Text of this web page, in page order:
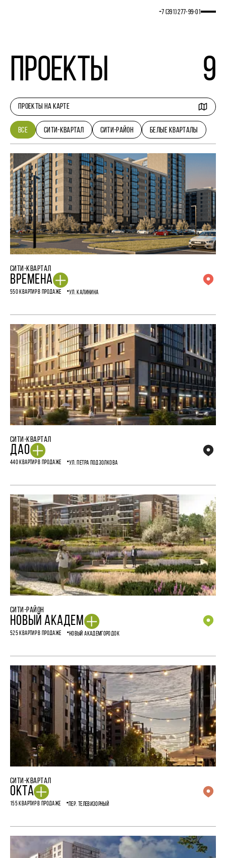
+7 (391) 277‒99‒01
проекты 9
ПРОЕКТЫ НА КАРТЕ
ВСЕ СИТИ-КВАРТАЛ СИТИ-РАЙОН БЕЛЫЕ КВАРТАЛЫ
СИТИ-КВАРТАЛ
ВРЕМЕНА
550 КВАРТИР В ПРОДАЖЕ УЛ. КАЛИНИНА
СИТИ-КВАРТАЛ
ДАО
440 КВАРТИР В ПРОДАЖЕ УЛ. ПЕТРА ПОДЗОЛКОВА
СИТИ-РАЙОН
НОВЫЙ АКАДЕМ
525 КВАРТИР В ПРОДАЖЕ НОВЫЙ АКАДЕМГОРОДОК
СИТИ-КВАРТАЛ
ОКТА
155 КВАРТИР В ПРОДАЖЕ ПЕР. ТЕЛЕВИЗОРНЫЙ